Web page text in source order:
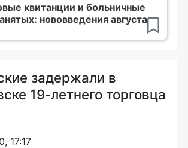
квитанции и больничные
нововведения августа
задержали в
19-летнего торговца
17:17